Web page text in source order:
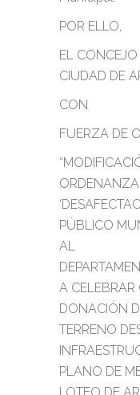
POR ELLO,
EL
CIUDAD DE
CON
FUERZA DE
ORDENANZA
PÚBLICO
AL
A CELEBRAR
DONACIÓN
TERRENO
PLANO DE